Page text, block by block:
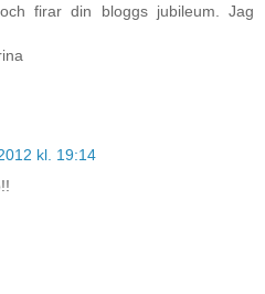
firar din bloggs jubileum. Jag
kl. 19:14